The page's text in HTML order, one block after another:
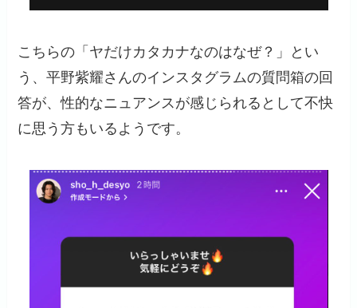
こちらの「ヤだけカタカナなのはなぜ？」とい
う、平野紫耀さんのインスタグラムの質問箱の回
答が、性的なニュアンスが感じられるとして不快
に思う方もいるようです。